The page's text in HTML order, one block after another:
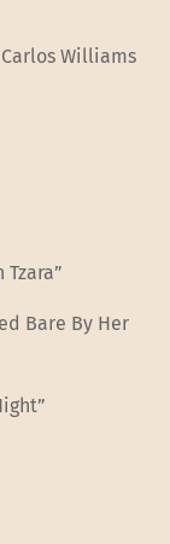
Williams
Bare By Her